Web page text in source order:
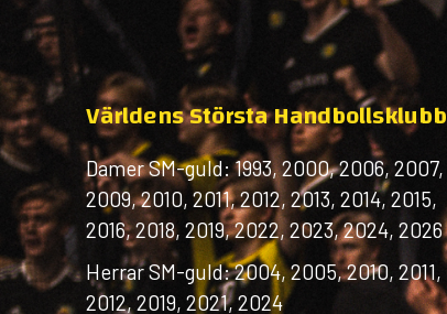
Världens Största Handbollsklubb
Damer SM-guld: 1993, 2000, 2006, 2007,
2009, 2010, 2011, 2012, 2013, 2014, 2015,
2016, 2018, 2019, 2022, 2023, 2024, 2026
Herrar SM-guld: 2004, 2005, 2010, 2011,
2012, 2019, 2021, 2024